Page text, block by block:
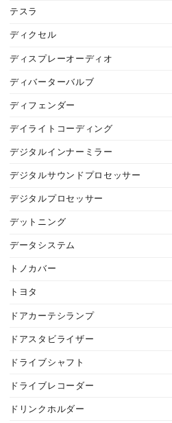
テスラ
ディクセル
ディスプレーオーディオ
ディバーターバルブ
ディフェンダー
デイライトコーディング
デジタルインナーミラー
デジタルサウンドプロセッサー
デジタルプロセッサー
デットニング
データシステム
トノカバー
トヨタ
ドアカーテシランプ
ドアスタビライザー
ドライブシャフト
ドライブレコーダー
ドリンクホルダー